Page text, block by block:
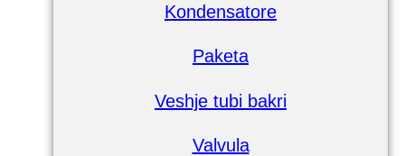
Kondensatore
Paketa
Veshje tubi bakri
Valvula